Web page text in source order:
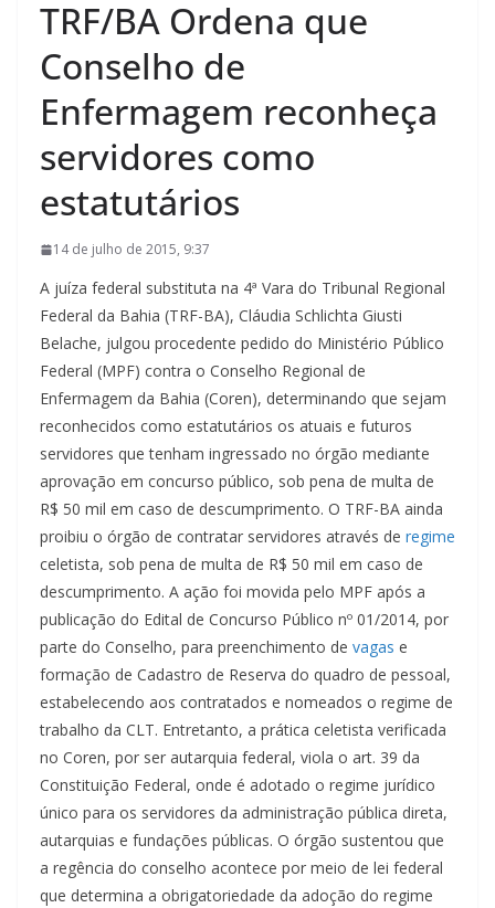
TRF/BA Ordena que
Conselho de
Enfermagem reconheça
servidores como
estatutários
14 de julho de 2015, 9:37
A juíza federal substituta na 4ª Vara do Tribunal Regional
Federal da Bahia (TRF-BA), Cláudia Schlichta Giusti
Belache, julgou procedente pedido do Ministério Público
Federal (MPF) contra o Conselho Regional de
Enfermagem da Bahia (Coren), determinando que sejam
reconhecidos como estatutários os atuais e futuros
servidores que tenham ingressado no órgão mediante
aprovação em concurso público, sob pena de multa de
R$ 50 mil em caso de descumprimento. O TRF-BA ainda
proibiu o órgão de contratar servidores através de regime
celetista, sob pena de multa de R$ 50 mil em caso de
descumprimento. A ação foi movida pelo MPF após a
publicação do Edital de Concurso Público nº 01/2014, por
parte do Conselho, para preenchimento de vagas e
formação de Cadastro de Reserva do quadro de pessoal,
estabelecendo aos contratados e nomeados o regime de
trabalho da CLT. Entretanto, a prática celetista verificada
no Coren, por ser autarquia federal, viola o art. 39 da
Constituição Federal, onde é adotado o regime jurídico
único para os servidores da administração pública direta,
autarquias e fundações públicas. O órgão sustentou que
a regência do conselho acontece por meio de lei federal
que determina a obrigatoriedade da adoção do regime